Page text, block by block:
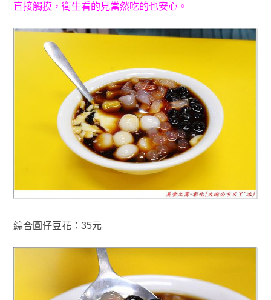
直接觸摸， 衛生看的見當然吃的也安心。
綜合圓仔豆花：35元